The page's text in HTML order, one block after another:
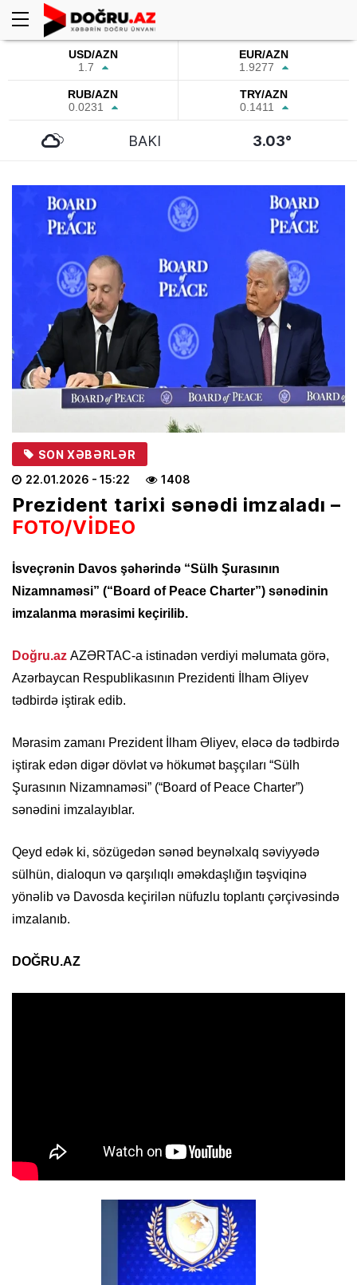
USD/AZN
1.7
EUR/AZN
1.9277
RUB/AZN
0.0231
TRY/AZN
0.1411
BAKI 3.03°
SON XƏBƏRLƏR
22.01.2026 - 15:22 1408
Prezident tarixi sənədi imzaladı –
FOTO/VİDEO
İsveçrənin Davos şəhərində “Sülh Şurasının
Nizamnaməsi” (“Board of Peace Charter”) sənədinin
imzalanma mərasimi keçirilib.
Doğru.az AZƏRTAC-a istinadən verdiyi məlumata görə,
Azərbaycan Respublikasının Prezidenti İlham Əliyev
tədbirdə iştirak edib.
Mərasim zamanı Prezident İlham Əliyev, eləcə də tədbirdə
iştirak edən digər dövlət və hökumət başçıları “Sülh
Şurasının Nizamnaməsi” (“Board of Peace Charter”)
sənədini imzalayıblar.
Qeyd edək ki, sözügedən sənəd beynəlxalq səviyyədə
sülhün, dialoqun və qarşılıqlı əməkdaşlığın təşviqinə
yönəlib və Davosda keçirilən nüfuzlu toplantı çərçivəsində
imzalanıb.
DOĞRU.AZ